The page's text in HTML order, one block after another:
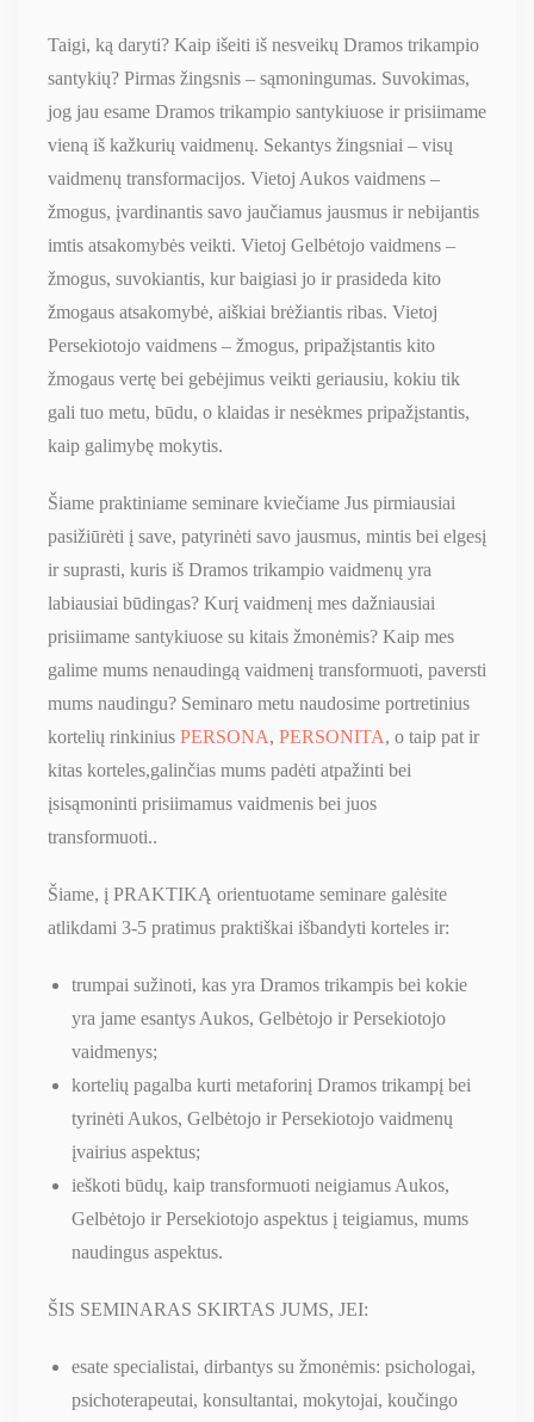
Taigi, ką daryti? Kaip išeiti iš nesveikų Dramos trikampio
santykių? Pirmas žingsnis – sąmoningumas. Suvokimas,
jog jau esame Dramos trikampio santykiuose ir prisiimame
vieną iš kažkurių vaidmenų. Sekantys žingsniai – visų
vaidmenų transformacijos. Vietoj Aukos vaidmens –
žmogus, įvardinantis savo jaučiamus jausmus ir nebijantis
imtis atsakomybės veikti. Vietoj Gelbėtojo vaidmens –
žmogus, suvokiantis, kur baigiasi jo ir prasideda kito
žmogaus atsakomybė, aiškiai brėžiantis ribas. Vietoj
Persekiotojo vaidmens – žmogus, pripažįstantis kito
žmogaus vertę bei gebėjimus veikti geriausiu, kokiu tik
gali tuo metu, būdu, o klaidas ir nesėkmes pripažįstantis,
kaip galimybę mokytis.
Šiame praktiniame seminare kviečiame Jus pirmiausiai
pasižiūrėti į save, patyrinėti savo jausmus, mintis bei elgesį
ir suprasti, kuris iš Dramos trikampio vaidmenų yra
labiausiai būdingas? Kurį vaidmenį mes dažniausiai
prisiimame santykiuose su kitais žmonėmis? Kaip mes
galime mums nenaudingą vaidmenį transformuoti, paversti
mums naudingu? Seminaro metu naudosime portretinius
kortelių rinkinius PERSONA, PERSONITA, o taip pat ir
kitas korteles,galinčias mums padėti atpažinti bei
įsisąmoninti prisiimamus vaidmenis bei juos
transformuoti..
Šiame, į PRAKTIKĄ orientuotame seminare galėsite
atlikdami 3-5 pratimus praktiškai išbandyti korteles ir:
trumpai sužinoti, kas yra Dramos trikampis bei kokie
yra jame esantys Aukos, Gelbėtojo ir Persekiotojo
vaidmenys;
kortelių pagalba kurti metaforinį Dramos trikampį bei
tyrinėti Aukos, Gelbėtojo ir Persekiotojo vaidmenų
įvairius aspektus;
ieškoti būdų, kaip transformuoti neigiamus Aukos,
Gelbėtojo ir Persekiotojo aspektus į teigiamus, mums
naudingus aspektus.
ŠIS SEMINARAS SKIRTAS JUMS, JEI:
esate specialistai, dirbantys su žmonėmis: psichologai,
psichoterapeutai, konsultantai, mokytojai, koučingo